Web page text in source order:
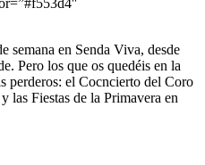
semana en Senda Viva, desde
Pero los que os quedéis en la
perderos: el Cocncierto del Coro
las Fiestas de la Primavera en